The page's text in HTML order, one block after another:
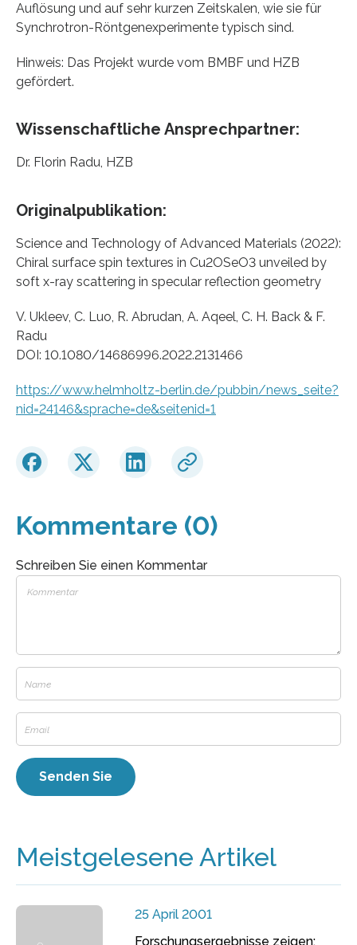
Auflösung und auf sehr kurzen Zeitskalen, wie sie für
Synchrotron-Röntgenexperimente typisch sind.
Hinweis: Das Projekt wurde vom BMBF und HZB
gefördert.
Wissenschaftliche Ansprechpartner:
Dr. Florin Radu, HZB
Originalpublikation:
Science and Technology of Advanced Materials (2022):
Chiral surface spin textures in Cu2OSeO3 unveiled by
soft x-ray scattering in specular reflection geometry
V. Ukleev, C. Luo, R. Abrudan, A. Aqeel, C. H. Back & F.
Radu
DOI: 10.1080/14686996.2022.2131466
https://www.helmholtz-berlin.de/pubbin/news_seite?
nid=24146&sprache=de&seitenid=1
Kommentare (0)
Schreiben Sie einen Kommentar
Meistgelesene Artikel
25 April 2001
Forschungsergebnisse zeigen: